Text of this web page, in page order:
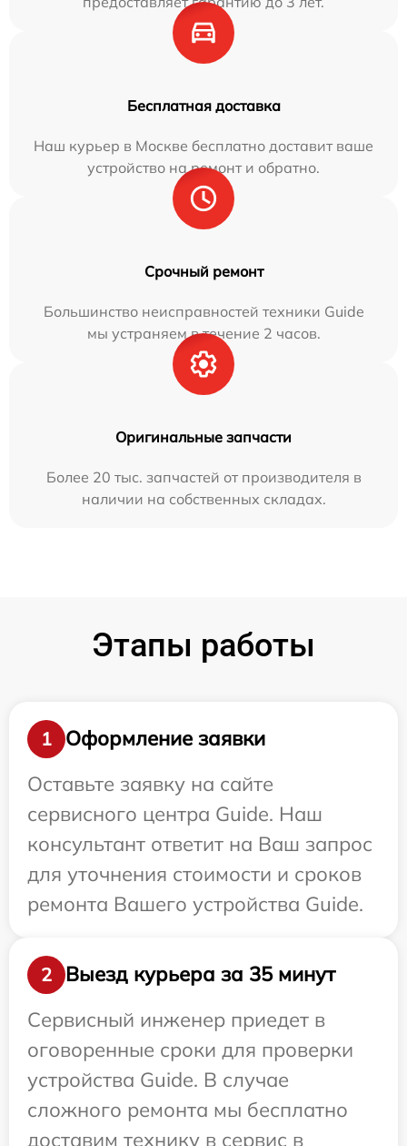
Бесплатная доставка
Наш курьер в Москве бесплатно доставит ваше
устройство на ремонт и обратно.
Срочный ремонт
Большинство неисправностей техники Guide
мы устраняем в течение 2 часов.
Оригинальные запчасти
Более 20 тыс. запчастей от производителя в
наличии на собственных складах.
Этапы работы
1
Оформление заявки
Оставьте заявку на сайте
сервисного центра Guide. Наш
консультант ответит на Ваш запрос
для уточнения стоимости и сроков
ремонта Вашего устройства Guide.
2
Выезд курьера за 35 минут
Сервисный инженер приедет в
оговоренные сроки для проверки
устройства Guide. В случае
сложного ремонта мы бесплатно
доставим технику в сервис в